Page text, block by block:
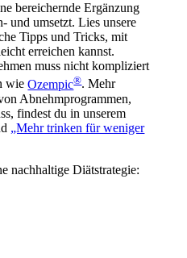
bereichernde Ergänzung
und umsetzt. Lies unsere
Tipps und Tricks, mit
erreichen kannst.
muss nicht kompliziert
wieOzempic®. Mehr
Abnehmprogrammen,
findest du in unserem
„Mehr trinken für weniger
nachhaltige Diätstrategie: